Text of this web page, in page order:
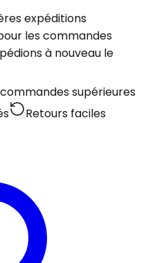
expéditions
les commandes
à nouveau le
supérieures
Retours faciles